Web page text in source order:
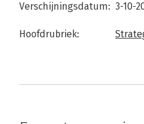
Verschijningsdatum: 3-10-
Hoofdrubriek: